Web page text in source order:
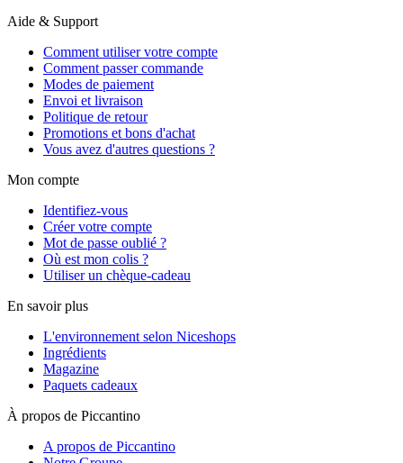
Aide & Support
Comment utiliser votre compte
Comment passer commande
Modes de paiement
Envoi et livraison
Politique de retour
Promotions et bons d'achat
Vous avez d'autres questions ?
Mon compte
Identifiez-vous
Créer votre compte
Mot de passe oublié ?
Où est mon colis ?
Utiliser un chèque-cadeau
En savoir plus
L'environnement selon Niceshops
Ingrédients
Magazine
Paquets cadeaux
À propos de Piccantino
A propos de Piccantino